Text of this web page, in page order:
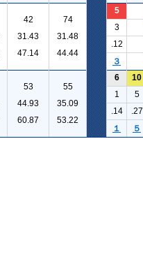
42
31.43
47.14
74
31.48
44.44
5
3
.12
３
53
44.93
60.87
55
35.09
53.22
6 10
1
5
.14
.27
１
５